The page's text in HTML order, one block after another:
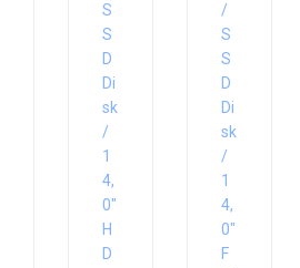
S
S
D
Di
sk
/
1
4,
0″
H
D
/
S
S
D
Di
sk
/
1
4,
0″
F